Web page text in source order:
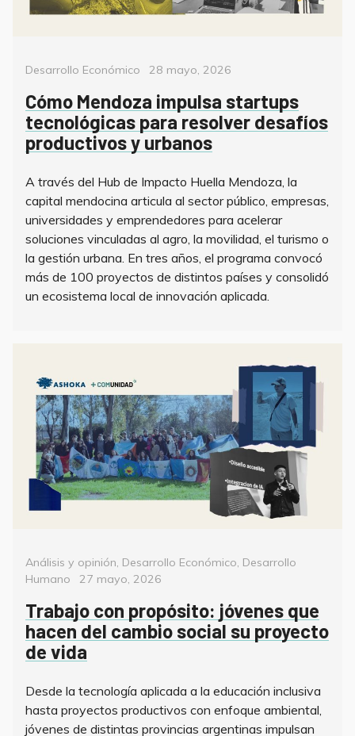
Categorías
Desarrollo Económico
Posted
28 mayo, 2026
Cómo Mendoza impulsa startups
tecnológicas para resolver desafíos
productivos y urbanos
A través del Hub de Impacto Huella Mendoza, la
capital mendocina articula al sector público, empresas,
universidades y emprendedores para acelerar
soluciones vinculadas al agro, la movilidad, el turismo o
la gestión urbana. En tres años, el programa convocó
más de 100 proyectos de distintos países y consolidó
un ecosistema local de innovación aplicada.
Categorías
Análisis y opinión, Desarrollo Económico, Desarrollo
Humano
Posted
27 mayo, 2026
Trabajo con propósito: jóvenes que
hacen del cambio social su proyecto
de vida
Desde la tecnología aplicada a la educación inclusiva
hasta proyectos productivos con enfoque ambiental,
jóvenes de distintas provincias argentinas impulsan